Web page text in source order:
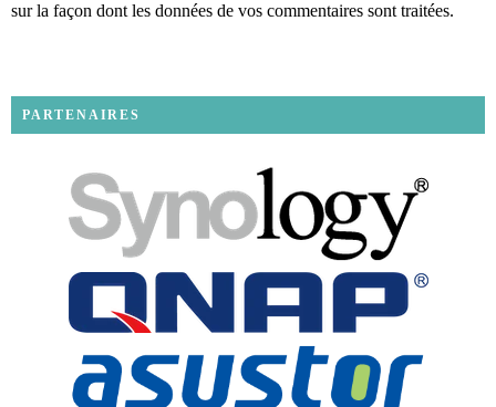
sur la façon dont les données de vos commentaires sont traitées.
PARTENAIRES